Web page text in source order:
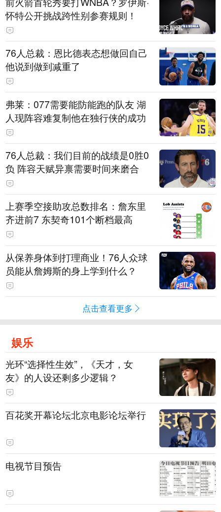
怀特公开挑战跨性别参赛规则！
76人总裁：恩比德表态想做回自己
他说到做到减重了
弗莱：077需要能防能跑的队友 湖
人现阵容难复制他在独行侠的成功
76人总裁：我们目前的战绩是0胜0
负 阵容天赋异禀需要时间来磨合
上赛季空接助攻总数排名：詹东里
齐进前7 东契奇101个断档最高
从保养身体到打理商业！76人众球
员能从詹姆斯的身上学到什么？
点击查看更多
娱乐
光环“选择性生效”，《天才，女
友》的人设还剩多少逻辑？
百花奖开幕论坛北京电影论坛举行
电视节目预告